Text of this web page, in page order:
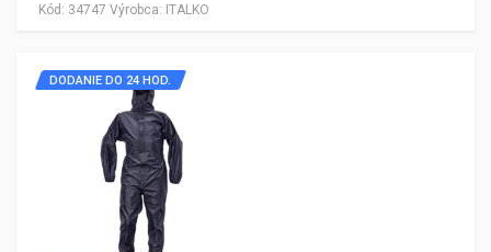
Kód: 34747 Výrobca: ITALKO
DODANIE DO 24 HOD.